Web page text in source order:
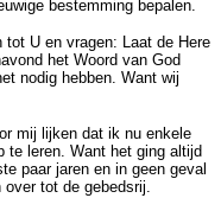
bestemming bepalen.
tot U en vragen: Laat de Here
het Woord van God
nodig hebben. Want wij
mij lijken dat ik nu enkele
te leren. Want het ging altijd
paar jaren en in geen geval
tot de gebedsrij.